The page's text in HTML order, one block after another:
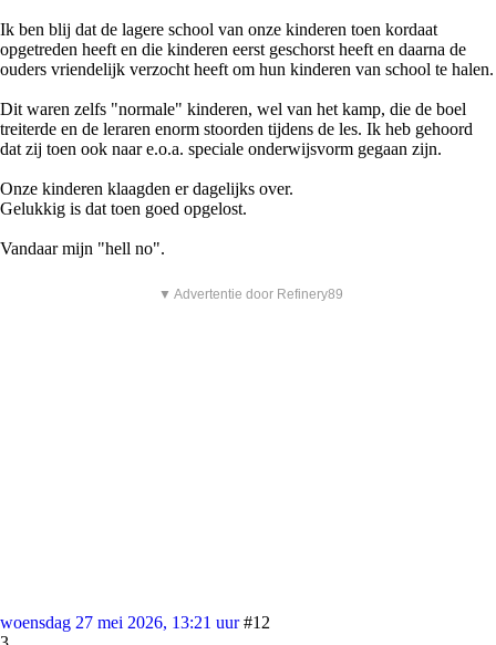
Ik ben blij dat de lagere school van onze kinderen toen kordaat
opgetreden heeft en die kinderen eerst geschorst heeft en daarna de
ouders vriendelijk verzocht heeft om hun kinderen van school te halen.
Dit waren zelfs "normale" kinderen, wel van het kamp, die de boel
treiterde en de leraren enorm stoorden tijdens de les. Ik heb gehoord
dat zij toen ook naar e.o.a. speciale onderwijsvorm gegaan zijn.
Onze kinderen klaagden er dagelijks over.
Gelukkig is dat toen goed opgelost.
Vandaar mijn "hell no".
▼ Advertentie door Refinery89
woensdag 27 mei 2026, 13:21 uur #12